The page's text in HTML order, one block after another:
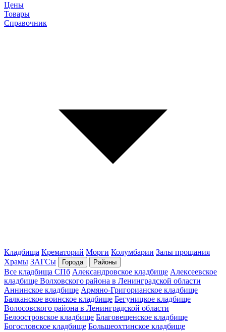
Цены
Товары
Справочник
Кладбища Крематорий Морги Колумбарии Залы прощания
Храмы ЗАГСы Города Районы
Все кладбища СПб Александровское кладбище Алексеевское
кладбище Волховского района в Ленинградской области
Аннинское кладбище Армяно-Григорианское кладбище
Балканское воинское кладбище Бегуницкое кладбище
Волосовского района в Ленинградской области
Белоостровское кладбище Благовещенское кладбище
Богословское кладбище Большеохтинское кладбище